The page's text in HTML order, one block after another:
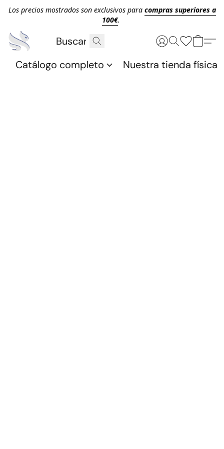
Los precios mostrados son exclusivos para compras superiores a
100€.
Catálogo completo Nuestra tienda física